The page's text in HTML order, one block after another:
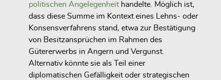
politischen Angelegenheithandelte. Möglich ist,
dass diese Summe im Kontext eines
Lehns- oder
Konsensverfahrens stand, etwa zur Bestätigung
von Besitzansprüchen im Rahmen des
Gütererwerbs in Angern und Vergunst.
Alternativ könnte sie als Teil einer
diplomatischen Gefälligkeit oder strategischen